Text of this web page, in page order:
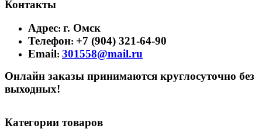
Контакты
Адрес: г. Омск
Телефон: +7 (904) 321-64-90
Email: 301558@mail.ru
Онлайн заказы принимаются круглосуточно без
выходных!
Категории товаров